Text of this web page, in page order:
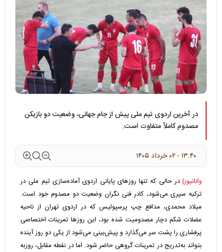
در آخرین اردوی تیم ملی پیش از جام جهانی، وضعیت دو بازیکن
مصدوم کاملاً متفاوت است.
۱۳:۴۰ - ۰۲ خرداد ۱۴۰۵
وانانیوز| در حالی که تنها روزهای پایانی اردوی آماده‌سازی تیم ملی در
ترکیه سپری می‌شود، کادر فنی نگران وضعیت دو مصدوم خود است.
میلاد محمدی، مدافع چپ پرسپولیس که در اردوی تهران از ناحیه
عضلات شکم دچار مصدومیت شده بود، این روزها تمرینات اختصاصی
پرفشاری را پشت سر می‌گذارد و پیش‌بینی می‌شود از یکی دو روز آینده
بتواند به‌تدریج در تمرینات گروهی حاضر شود. اما در نقطه مقابل، روزبه